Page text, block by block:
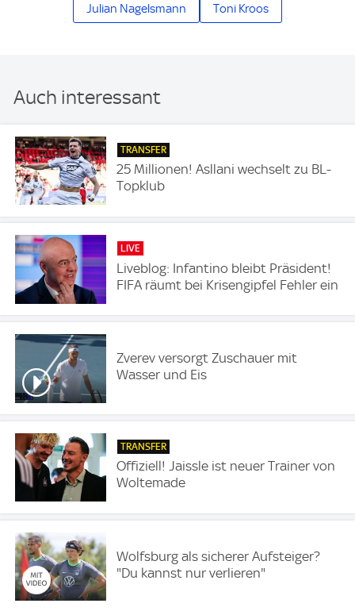
Julian Nagelsmann Toni Kroos
Auch interessant
TRANSFER
25 Millionen! Asllani wechselt zu BL-
Topklub
LIVE
Liveblog: Infantino bleibt Präsident!
FIFA räumt bei Krisengipfel Fehler ein
Zverev versorgt Zuschauer mit
Wasser und Eis
TRANSFER
Offiziell! Jaissle ist neuer Trainer von
Woltemade
Wolfsburg als sicherer Aufsteiger?
"Du kannst nur verlieren"